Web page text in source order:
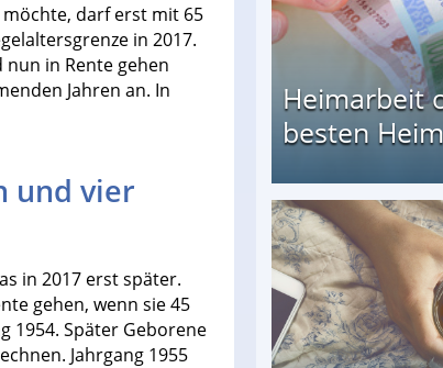
darf erst mit 65
in 2017.
in Rente gehen
Jahren an. In
und vier
in 2017 erst später.
gehen, wenn sie 45
1954. Später Geborene
Jahrgang 1955
Heimarbeit
besten
ohne PC: Die besten Heimarbeiten